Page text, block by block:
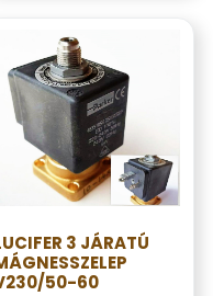
3 JÁRATÚ
50-60